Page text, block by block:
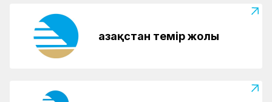
Қазақстан темір жолы